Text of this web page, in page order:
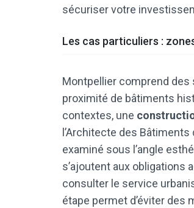
sécuriser votre
Les cas particuliers :
Montpellier comprend
proximité de bâtiments
contextes, une
l’Architecte des
examiné sous l’angle
s’ajoutent aux obligations
consulter le service
étape permet d’éviter